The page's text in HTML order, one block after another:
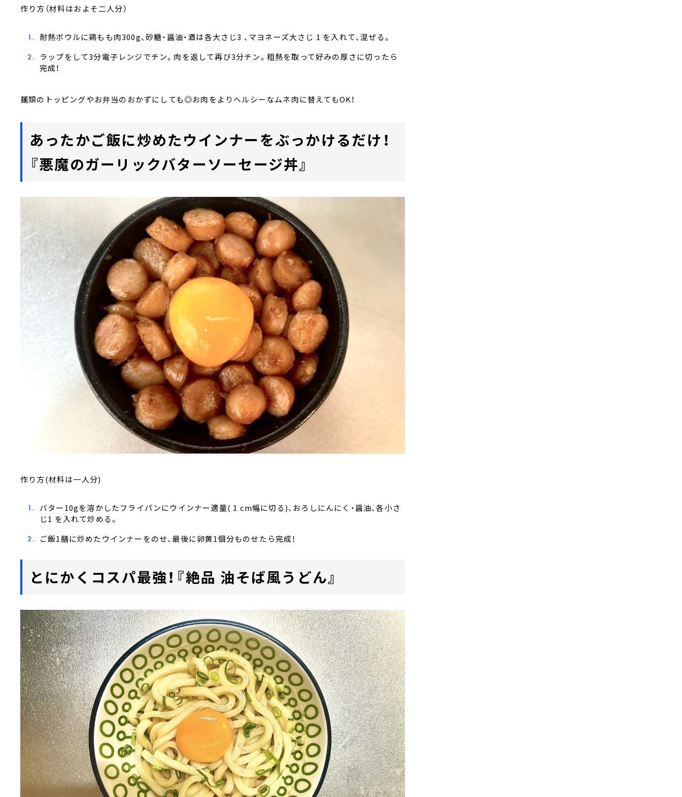
作り方（材料はおよそ二人分）
耐熱ボウルに鶏もも肉300g、砂糖・醤油・酒は各大さじ3 、マヨネーズ大さじ 1 を入れて、混ぜる。
ラップをして3分電子レンジでチン。肉を返して再び3分チン。粗熱を取って好みの厚さに切ったら
完成！
麺類のトッピングやお弁当のおかずにしても◎お肉をよりヘルシーなムネ肉に替えてもOK！
あったかご飯に炒めたウインナーをぶっかけるだけ！
『悪魔のガーリックバターソーセージ丼』
作り方(材料は一人分)
バター10gを溶かしたフライパンにウインナー適量( 1 cm幅に切る)、おろしにんにく・醤油、各小さ
じ1 を入れて炒める。
ご飯1膳に炒めたウインナーをのせ、最後に卵黄1個分ものせたら完成！
とにかくコスパ最強！『絶品 油そば風うどん』